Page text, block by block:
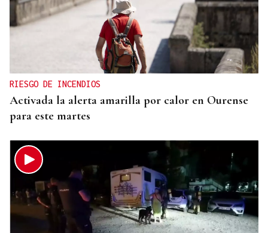
RIESGO DE INCENDIOS
Activada la alerta amarilla por calor en Ourense
para este martes